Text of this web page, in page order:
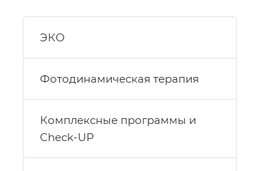
ЭКО
Фотодинамическая терапия
Комплексные программы и
Check-UP